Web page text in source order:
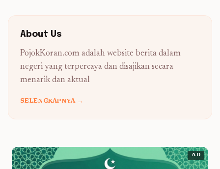
About Us
PojokKoran.com adalah website berita dalam
negeri yang terpercaya dan disajikan secara
menarik dan aktual
SELENGKAPNYA →
AD